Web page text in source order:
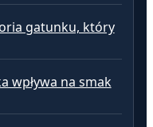
gatunku, który
wpływa na smak